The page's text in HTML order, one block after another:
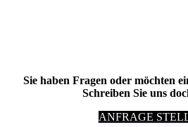
Sie haben Fragen oder möchten
Schreiben Sie uns
ANFRAGE